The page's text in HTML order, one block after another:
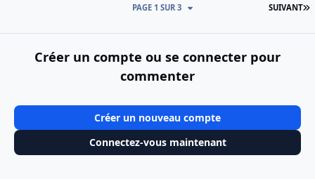
SUIVANT
PAGE 1 SUR 3
Créer un compte ou se connecter pour
commenter
Créer un nouveau compte
Connectez-vous maintenant